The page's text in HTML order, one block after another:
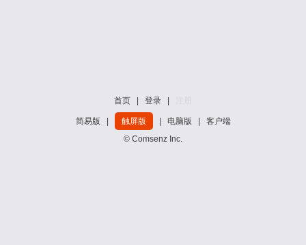
首页 登录
简易版 触屏版 电脑版
客户端
© Comsenz Inc.